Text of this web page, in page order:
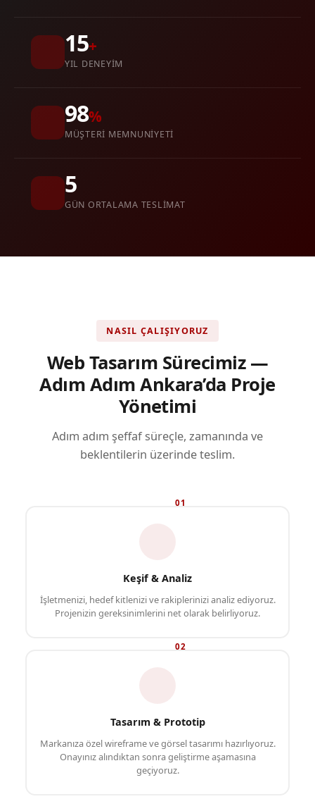
15+
YIL DENEYIM
98%
MÜŞTERI MEMNUNIYETI
5
GÜN ORTALAMA TESLIMAT
NASIL ÇALIŞIYORUZ
Web Tasarım Sürecimiz —
Adım Adım Ankara’da Proje
Yönetimi
Adım adım şeffaf süreçle, zamanında ve
beklentilerin üzerinde teslim.
01
Keşif & Analiz
İşletmenizi, hedef kitlenizi ve rakiplerinizi analiz ediyoruz.
Projenizin gereksinimlerini net olarak belirliyoruz.
02
Tasarım & Prototip
Markanıza özel wireframe ve görsel tasarımı hazırlıyoruz.
Onayınız alındıktan sonra geliştirme aşamasına
geçiyoruz.